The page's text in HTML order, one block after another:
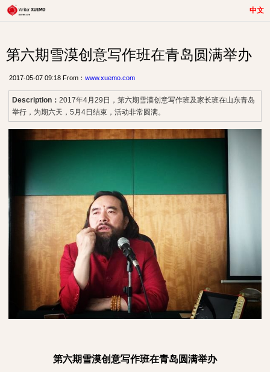
中文
第六期雪漠创意写作班在青岛圆满举办
2017-05-07 09:18 From： www.xuemo.com
Description： 2017年4月29日，第六期雪漠创意写作班及家长班在山东青岛
举行，为期六天，5月4日结束，活动非常圆满。
第六期雪漠创意写作班在青岛圆满举办